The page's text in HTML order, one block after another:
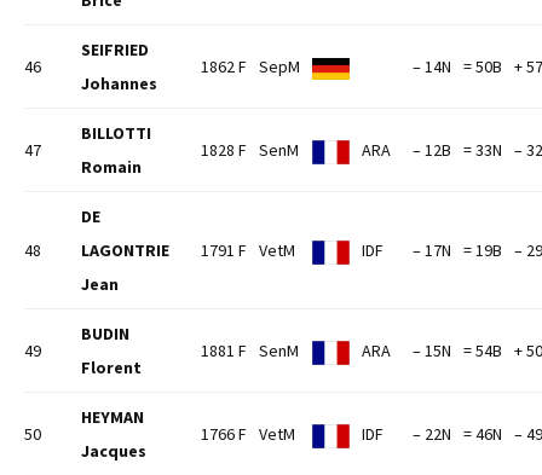
46
SEIFRIED
Johannes
1862 F SepM – 14N = 50B +
47
BILLOTTI
Romain
1828 F SenM ARA – 12B = 33N –
48
DE
LAGONTRIE
Jean
1791 F VetM IDF – 17N = 19B –
49
BUDIN
Florent
1881 F SenM ARA – 15N = 54B +
50
HEYMAN
Jacques
1766 F VetM IDF – 22N = 46N –